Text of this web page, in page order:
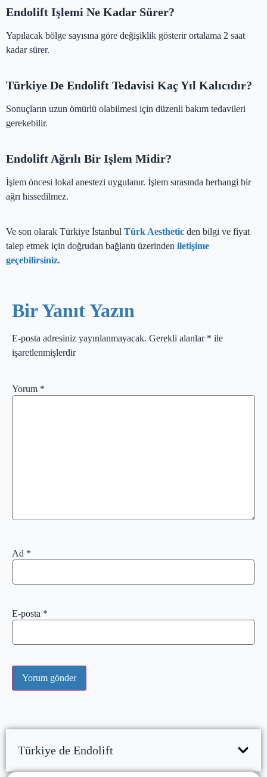
Endolift Işlemi Ne Kadar Sürer?
Yapılacak bölge sayısına göre değişiklik gösterir ortalama 2 saat
kadar sürer.
Türkiye De Endolift Tedavisi Kaç Yıl Kalıcıdır?
Sonuçların uzun ömürlü olabilmesi için düzenli bakım tedavileri
gerekebilir.
Endolift Ağrılı Bir Işlem Midir?
İşlem öncesi lokal anestezi uygulanır. İşlem sırasında herhangi bir
ağrı hissedilmez.
Ve son olarak Türkiye İstanbul Türk Aesthetic den bilgi ve fiyat
talep etmek için doğrudan bağlantı üzerinden iletişime
geçebilirsiniz.
Bir Yanıt Yazın
E-posta adresiniz yayınlanmayacak. Gerekli alanlar * ile
işaretlenmişlerdir
Yorum *
Ad *
E-posta *
Türkiye de Endolift